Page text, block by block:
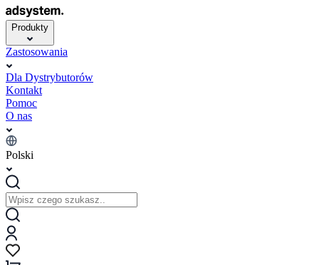
Produkty
Zastosowania
Dla Dystrybutorów
Kontakt
Pomoc
O nas
Polski